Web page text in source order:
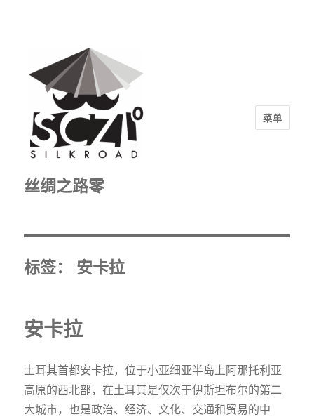
丝绸之路零
菜单
标签： 安卡拉
安卡拉
土耳其首都安卡拉，位于小亚细亚半岛上阿那托利亚
高原的西北部，在土耳其是仅次于伊斯坦布尔的第二
大城市，也是政治、经济、文化、交通和贸易的中